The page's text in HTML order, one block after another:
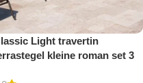
Light travertin
kleine roman set 3